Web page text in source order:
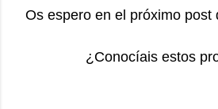
Os espero en el próximo post
¿Conocíais estos